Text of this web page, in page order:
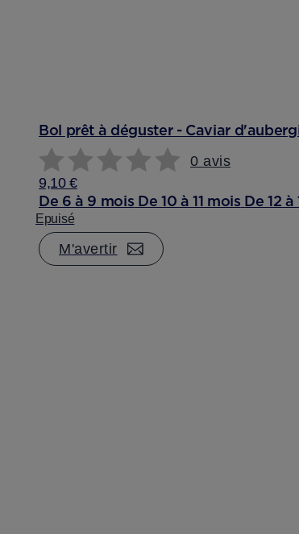
Bol prêt à déguster - Caviar
0 avis
9,10 €
De 6 à 9 mois De 10 à 11 mois De 12 à
Epuisé
M'avertir